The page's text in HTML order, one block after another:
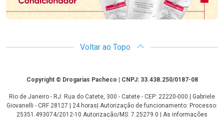
Voltar ao Topo
CopyrightCopyright © Drogarias Pacheco | CNPJ: 33.438.250/0187-08
Rio de Janeiro - RJ: Rua do Catete, 300 - Catete - CEP: 22220-000 | Gabriele
Giovanelli - CRF 28127 | 24 horas| Autorização de funcionamento: Processo:
25351.493074/2012-10 Autorização/MS: 7.25279.0 | As informações